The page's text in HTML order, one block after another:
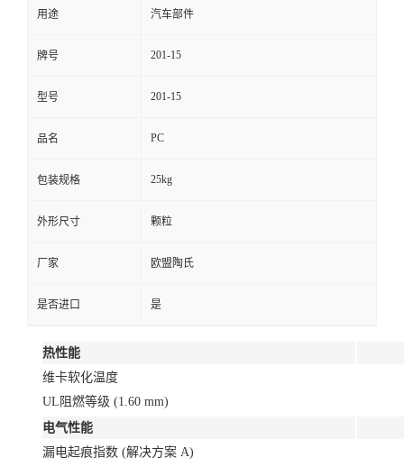
用途 汽车部件
牌号 201-15
型号 201-15
品名 PC
包装规格 25kg
外形尺寸 颗粒
厂家 欧盟陶氏
是否进口 是
热性能
维卡软化温度
UL阻燃等级 (1.60 mm)
电气性能
漏电起痕指数 (解决方案 A)